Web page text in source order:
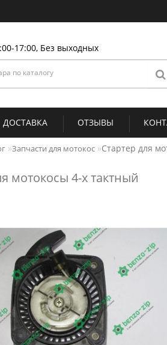
17:00, Без выходных
ДОСТАВКА ОТЗЫВЫ
Запчасти для мотокос Стартер для
мотокосы 4-х тактный